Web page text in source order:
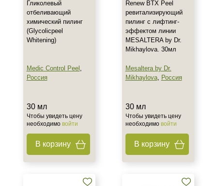
Гликолевый
отбеливающий
химический пилинг
(Glycolicpeel
Whitening)
Medic Control Peel ,
Россия
30 мл
Чтобы увидеть цену
необходимо войти
В корзину
Renew BTX Peel
ревитализирующий
пилинг с лифтинг-
эффектом линии
MESALTERA by Dr.
Mikhaylova. 30мл
Mesaltera by Dr.
Mikhaylova, Россия
30 мл
Чтобы увидеть цену
необходимо войти
В корзину